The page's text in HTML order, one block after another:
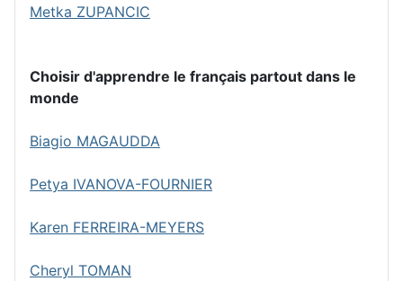
Metka ZUPANCIC
Choisir d'apprendre le français partout dans le
monde
Biagio MAGAUDDA
Petya IVANOVA-FOURNIER
Karen FERREIRA-MEYERS
Cheryl TOMAN